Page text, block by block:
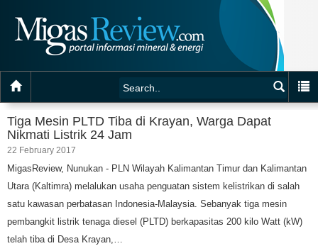
Tiga Mesin PLTD Tiba di Krayan, Warga Dapat
Nikmati Listrik 24 Jam
22 February 2017
MigasReview, Nunukan - PLN Wilayah Kalimantan Timur dan Kalimantan
Utara (Kaltimra) melalukan usaha penguatan sistem kelistrikan di salah
satu kawasan perbatasan Indonesia-Malaysia. Sebanyak tiga mesin
pembangkit listrik tenaga diesel (PLTD) berkapasitas 200 kilo Watt (kW)
telah tiba di Desa Krayan,…